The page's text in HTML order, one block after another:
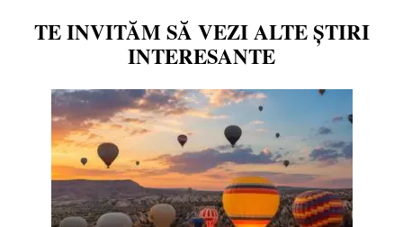
TE INVITĂM SĂ VEZI ALTE ȘTIRI
INTERESANTE